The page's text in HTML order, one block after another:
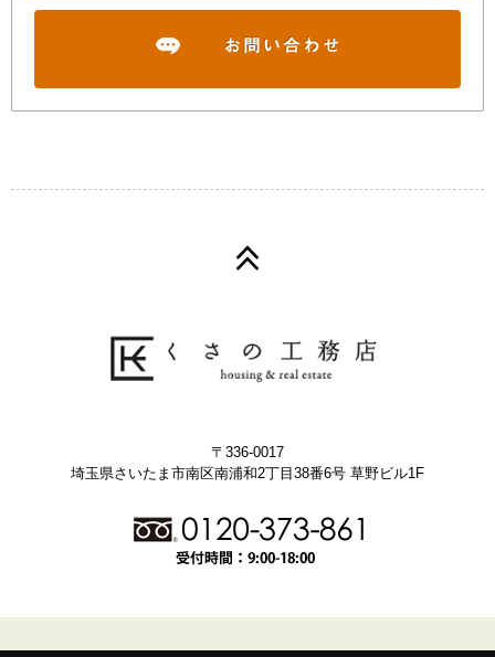
〒336-0017
埼玉県さいたま市南区南浦和2丁目38番6号 草野ビル1F